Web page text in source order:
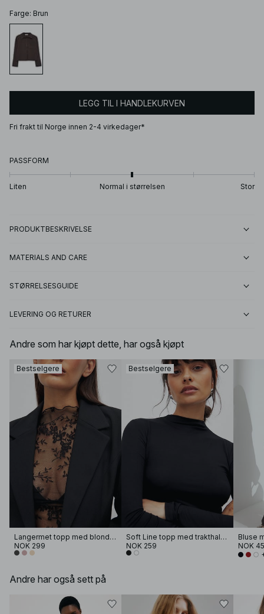
Farge: Brun
LEGG TIL I HANDLEKURVEN
Fri frakt til Norge innen 2-4 virkedager*
PASSFORM
Liten Normal i størrelsen Stor
PRODUKTBESKRIVELSE
MATERIALS AND CARE
STØRRELSESGUIDE
LEVERING OG RETURER
Andre som har kjøpt dette, har også kjøpt
Bestselgere
Langermet topp med blonder
NOK 299
Bestselgere
Soft Line topp med trakthals og lange ermer
NOK 259
Bluse
NOK
Andre har også sett på